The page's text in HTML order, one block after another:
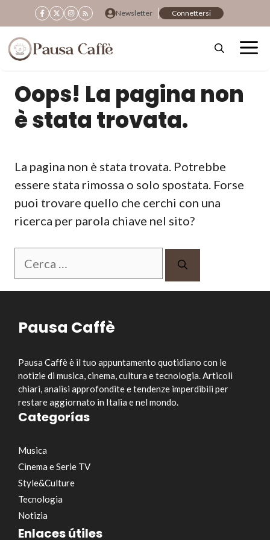
al
contenuto
Newsletter Connettersi
Oops! La pagina non
è stata trovata.
La pagina non è stata trovata. Potrebbe
essere stata rimossa o solo spostata. Forse
puoi trovare quello che cerchi con una
ricerca per parola chiave nel sito?
Ricerca
Pausa Caffè
Pausa Caffè è il tuo appuntamento quotidiano con le
notizie di musica, cinema, cultura e tecnologia. Articoli
chiari, analisi approfondite e tendenze imperdibili per
restare aggiornato in Italia e nel mondo.
Categorías
Musica
Cinema e Serie TV
Style&Culture
Tecnologia
Notizia
Enlaces útiles